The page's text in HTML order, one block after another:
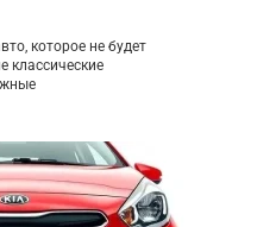
которое не будет
классические